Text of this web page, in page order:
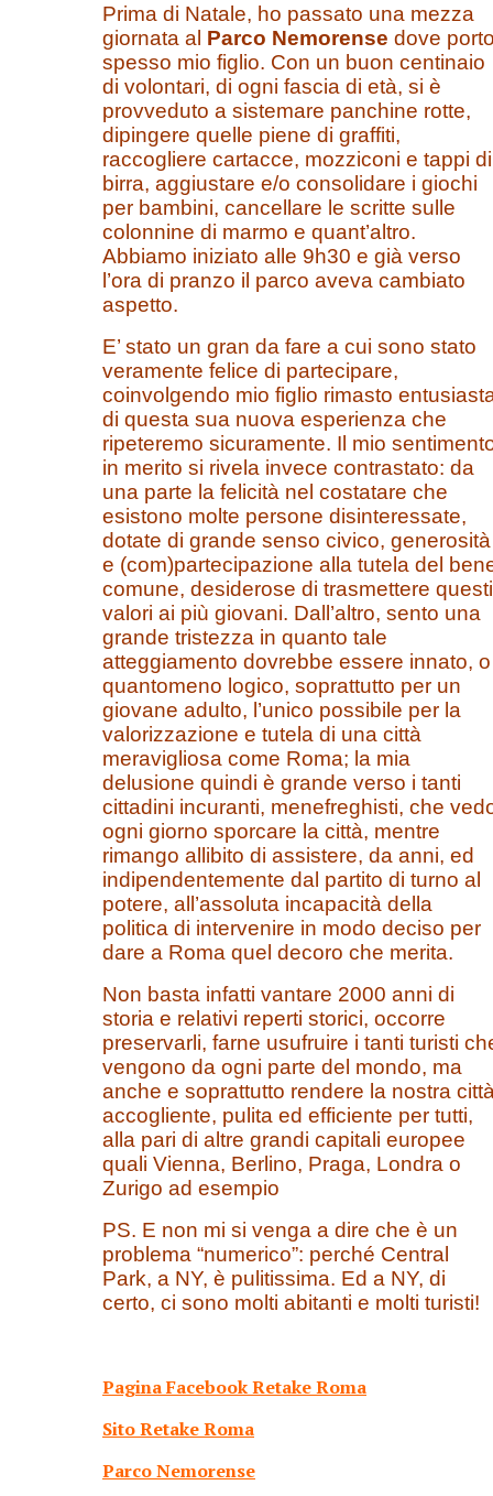
Prima di Natale, ho passato una mezza
giornata al Parco Nemorense dove
spesso mio figlio. Con un buon centinaio
di volontari, di ogni fascia di età, si è
provveduto a sistemare panchine rotte,
dipingere quelle piene di graffiti,
raccogliere cartacce, mozziconi e tappi di
birra, aggiustare e/o consolidare i giochi
per bambini, cancellare le scritte sulle
colonnine di marmo e quant’altro.
Abbiamo iniziato alle 9h30 e già verso
l’ora di pranzo il parco aveva cambiato
aspetto.
E’ stato un gran da fare a cui sono stato
veramente felice di partecipare,
coinvolgendo mio figlio rimasto
di questa sua nuova esperienza che
ripeteremo sicuramente. Il mio
in merito si rivela invece contrastato: da
una parte la felicità nel costatare che
esistono molte persone disinteressate,
dotate di grande senso civico, generosità
e (com)partecipazione alla tutela del
comune, desiderose di trasmettere questi
valori ai più giovani. Dall’altro, sento una
grande tristezza in quanto tale
atteggiamento dovrebbe essere innato, o
quantomeno logico, soprattutto per un
giovane adulto, l’unico possibile per la
valorizzazione e tutela di una città
meravigliosa come Roma; la mia
delusione quindi è grande verso i tanti
cittadini incuranti, menefreghisti, che
ogni giorno sporcare la città, mentre
rimango allibito di assistere, da anni, ed
indipendentemente dal partito di turno al
potere, all’assoluta incapacità della
politica di intervenire in modo deciso per
dare a Roma quel decoro che merita.
Non basta infatti vantare 2000 anni di
storia e relativi reperti storici, occorre
preservarli, farne usufruire i tanti turisti
vengono da ogni parte del mondo, ma
anche e soprattutto rendere la nostra
accogliente, pulita ed efficiente per tutti,
alla pari di altre grandi capitali europee
quali Vienna, Berlino, Praga, Londra o
Zurigo ad esempio
PS. E non mi si venga a dire che è un
problema “numerico”: perché Central
Park, a NY, è pulitissima. Ed a NY, di
certo, ci sono molti abitanti e molti turisti!
Pagina Facebook Retake Roma
Sito Retake Roma
Parco Nemorense